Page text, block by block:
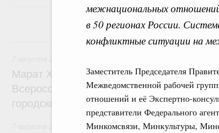
межнациональных
в 50 регионах России.
конфликтные ситуации на
Заместитель Председателя
Межведомственной рабочей
отношений и её Экспертно-
представители Федерального
Минкомсвязи, Минкультуры,
7 августа, пятница
Марат Хуснуллин провёл заседание
Всероссийского конкурса лучших
городской среды
Отрасль информационных технологий